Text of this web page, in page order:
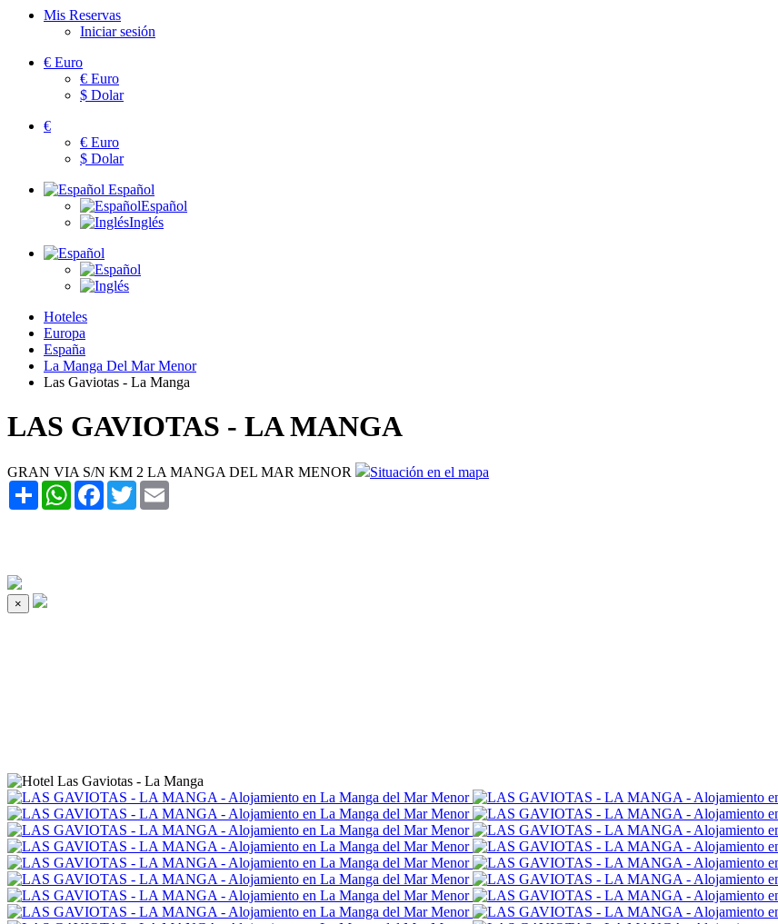
Mis Reservas
Iniciar sesión
€ Euro
€ Euro
$ Dolar
€
€ Euro
$ Dolar
Español
Español
Inglés
Hoteles
Europa
España
La Manga Del Mar Menor
Las Gaviotas - La Manga
LAS GAVIOTAS - LA MANGA
GRAN VIA S/N KM 2 LA MANGA DEL MAR MENOR
Situación en el mapa
Share WhatsAppFacebook
Twitter
×